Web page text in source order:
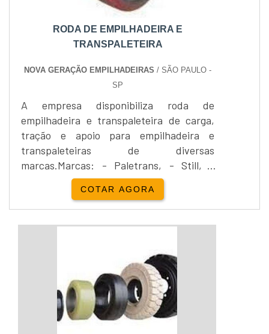
RODA DE EMPILHADEIRA E
TRANSPALETEIRA
NOVA GERAÇÃO EMPILHADEIRAS / SÃO PAULO -
SP
A empresa disponibiliza roda de
empilhadeira e transpaleteira de carga,
tração e apoio para empilhadeira e
transpaleteiras de diversas
marcas.Marcas: - Paletrans, - Still, -
Crown, - Byg, - Yale, - Clark, - Bt, -
Hyster.Acesse o link que se encontra logo
abaixo para solicitar um orçamento da
roda......
COTAR AGORA